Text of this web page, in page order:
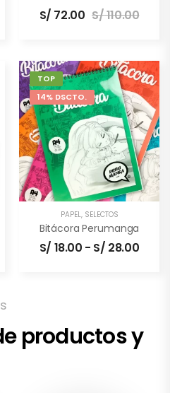
S/ 72.00 S/110.00
TOP
14% DSCTO.
PAPEL, SELECTOS
Bitácora Perumanga
S/ 18.00 - S/ 28.00
productos y